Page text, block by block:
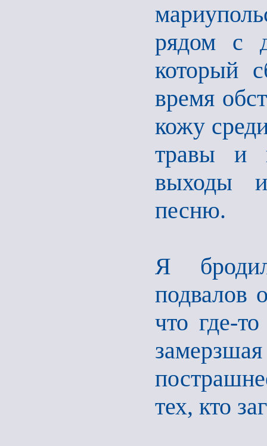
рядом с
который
время
кожу
травы и
выходы
песню.
Я
подвалов
что где-
тех, кто